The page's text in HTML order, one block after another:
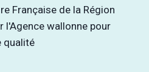
Française de la Région
l'Agence wallonne pour
qualité